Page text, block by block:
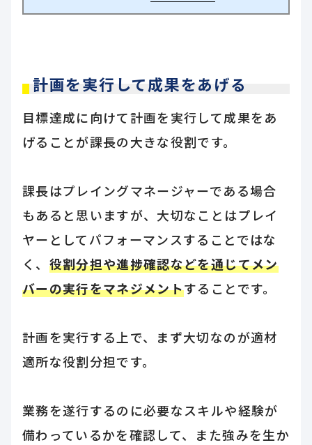
計画を実行して成果をあげる
目標達成に向けて計画を実行して成果をあ
げることが課長の大きな役割です。
課長はプレイングマネージャーである場合
もあると思いますが、大切なことはプレイ
ヤーとしてパフォーマンスすることではな
く、 役割分担や進捗確認などを通じてメン
バーの実行をマネジメントすることです。
計画を実行する上で、まず大切なのが適材
適所な役割分担です。
業務を遂行するのに必要なスキルや経験が
備わっているかを確認して、また強みを生か